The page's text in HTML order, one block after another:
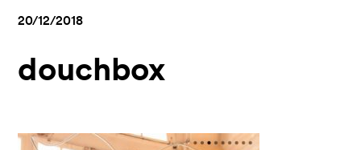
20/12/2018
douchbox